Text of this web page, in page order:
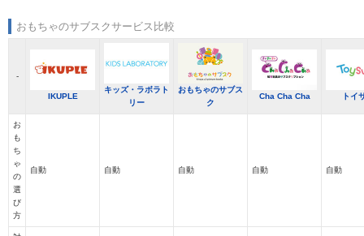
おもちゃのサブスクサービス比較
-
IKUPLE
キッズ・ラボラト
リー
おもちゃのサブス
ク
Cha Cha Cha トイ
お
も
ち
ゃ
の
選
び
方
自動 自動 自動 自動 自動